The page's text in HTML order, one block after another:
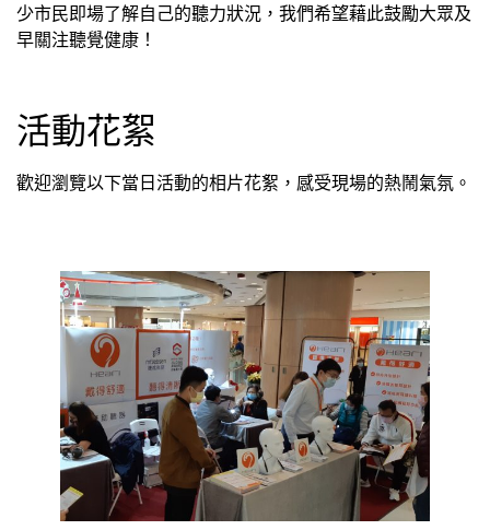
少市民即場了解自己的聽力狀況，我們希望藉此鼓勵大眾及
早關注聽覺健康！
活動花絮
歡迎瀏覽以下當日活動的相片花絮，感受現場的熱鬧氣氛。